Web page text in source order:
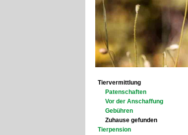
Tiervermittlung
Patenschaften
Vor der Anschaffung
Gebühren
Zuhause gefunden
Tierpension